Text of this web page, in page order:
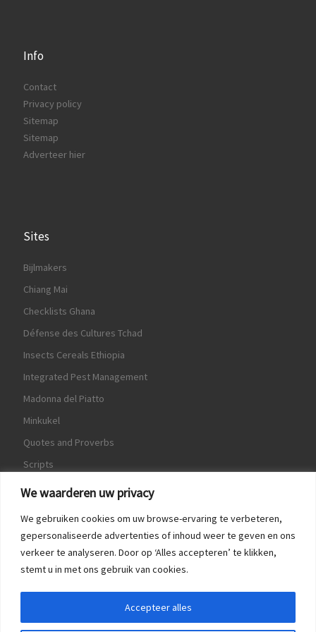
We waarderen uw privacy
We gebruiken cookies om uw browse-ervaring te verbeteren,
gepersonaliseerde advertenties of inhoud weer te geven en ons
verkeer te analyseren. Door op ‘Alles accepteren’ te klikken,
stemt u in met ons gebruik van cookies.
Accepteer alles
Info
Contact
Privacy policy
Sitemap
Sitemap
Adverteer hier
Sites
Bijlmakers
Chiang Mai
Checklists Ghana
Défense des Cultures Tchad
Insects Cereals Ethiopia
Integrated Pest Management
Madonna del Piatto
Minkukel
Quotes and Proverbs
Scripts
World Crops Database
Game